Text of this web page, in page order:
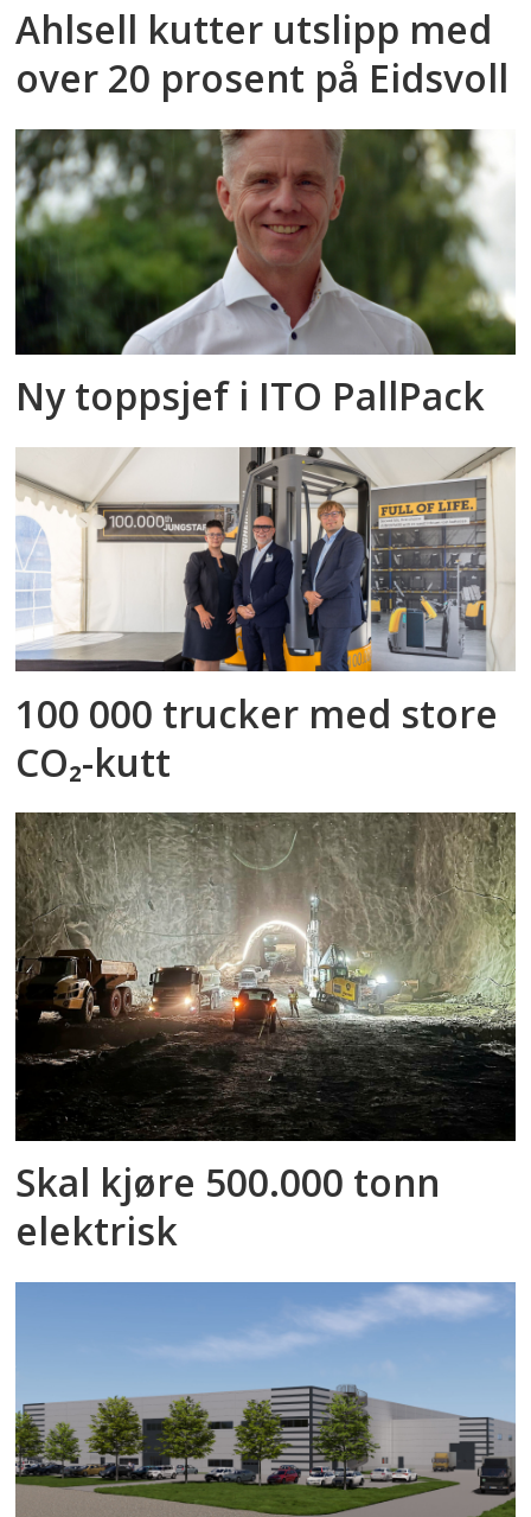
Ahlsell kutter utslipp med
over 20 prosent på Eidsvoll
Ny toppsjef i ITO PallPack
100 000 trucker med store
CO₂-kutt
Skal kjøre 500.000 tonn
elektrisk